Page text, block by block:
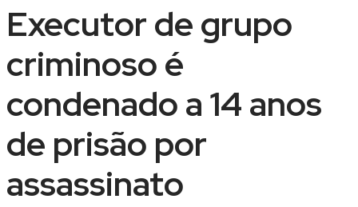
Executor de grupo
criminoso é
condenado a 14 anos
de prisão por
assassinato